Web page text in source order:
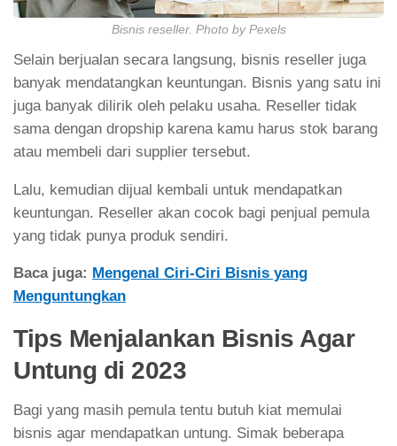
Bisnis reseller. Photo by Pexels
Selain berjualan secara langsung, bisnis reseller juga
banyak mendatangkan keuntungan. Bisnis yang satu ini
juga banyak dilirik oleh pelaku usaha. Reseller tidak
sama dengan dropship karena kamu harus stok barang
atau membeli dari supplier tersebut.
Lalu, kemudian dijual kembali untuk mendapatkan
keuntungan. Reseller akan cocok bagi penjual pemula
yang tidak punya produk sendiri.
Baca juga: Mengenal Ciri-Ciri Bisnis yang
Menguntungkan
Tips Menjalankan Bisnis Agar
Untung di 2023
Bagi yang masih pemula tentu butuh kiat memulai
bisnis agar mendapatkan untung. Simak beberapa